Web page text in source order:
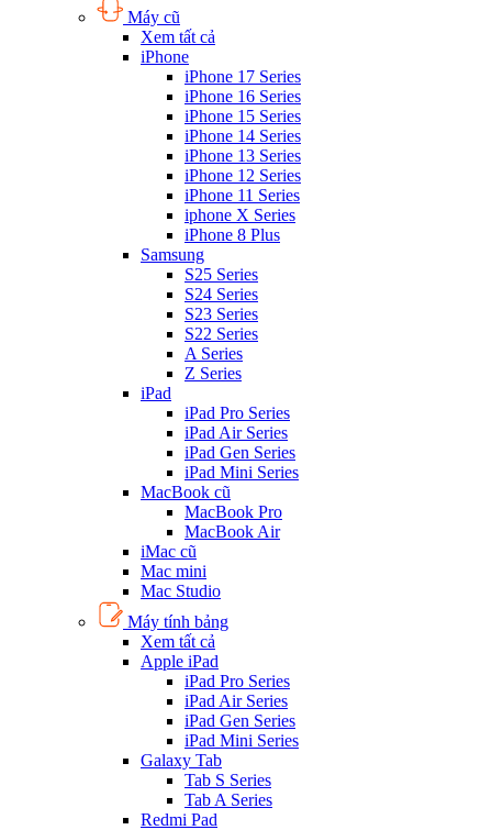
Máy cũ
Xem tất cả
iPhone
iPhone 17 Series
iPhone 16 Series
iPhone 15 Series
iPhone 14 Series
iPhone 13 Series
iPhone 12 Series
iPhone 11 Series
iphone X Series
iPhone 8 Plus
Samsung
S25 Series
S24 Series
S23 Series
S22 Series
A Series
Z Series
iPad
iPad Pro Series
iPad Air Series
iPad Gen Series
iPad Mini Series
MacBook cũ
MacBook Pro
MacBook Air
iMac cũ
Mac mini
Mac Studio
Máy tính bảng
Xem tất cả
Apple iPad
iPad Pro Series
iPad Air Series
iPad Gen Series
iPad Mini Series
Galaxy Tab
Tab S Series
Tab A Series
Redmi Pad